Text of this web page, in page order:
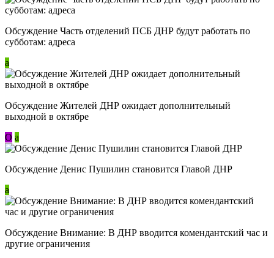
Обсуждение Часть отделений ПСБ ДНР будут работать по
субботам: адреса
a
Обсуждение Жителей ДНР ожидает дополнительный
выходной в октябре
О a
Обсуждение Денис Пушилин становится Главой ДНР
a
Обсуждение Внимание: В ДНР вводится комендантский час и
другие ограничения